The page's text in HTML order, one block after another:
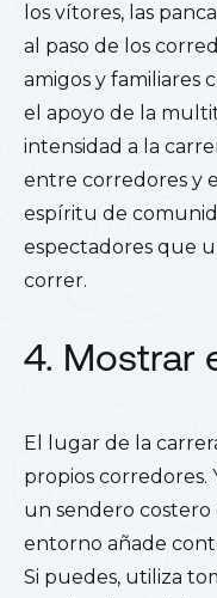
los vítores, las
al paso de los
amigos y familiares
el apoyo de la
intensidad a la
entre corredores y
espíritu de
espectadores que
correr.
4. Mostrar
El lugar de la
propios corredores.
un sendero costero
entorno añade
Si puedes, utiliza